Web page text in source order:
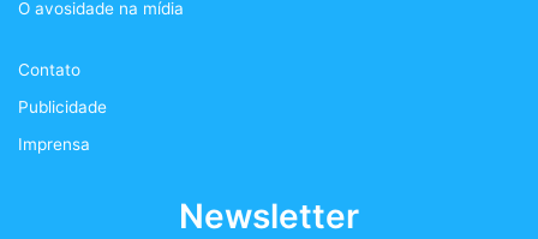
O avosidade na mídia
Contato
Publicidade
Imprensa
Newsletter